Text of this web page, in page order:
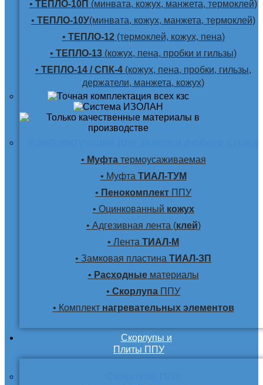
• ТЕПЛО-10П (минвата, кожух, манжета, термоклей)
• ТЕПЛО-10У(минвата, кожух, манжета, термоклей)
• ТЕПЛО-12(термоклей, кожух, пена)
• ТЕПЛО-13 (кожух, пена, пробки и гильзы)
• ТЕПЛО-14 / СПК-4 (кожух, пена, пробки, гильзы,
держатели, манжета, кожух)
• Муфтатермоусаживаемая
• Муфта ТИАЛ-ТУМ
• Пенокомплект ППУ
• Оцинкованный кожух
• Адгезивная лента (клей)
• Лента ТИАЛ-М
• Замковая пластина ТИАЛ-ЗП
• Расходныематериалы
• Скорлупа ППУ
• Комплектнагревательных элементов
Скорлупы и
Плиты ППУ